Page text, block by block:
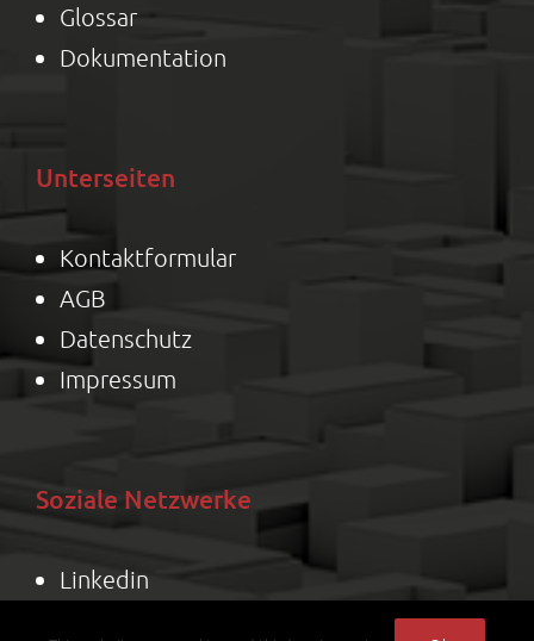
Glossar
Dokumentation
Unterseiten
Kontaktformular
AGB
Datenschutz
Impressum
Soziale Netzwerke
Linkedin